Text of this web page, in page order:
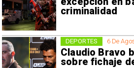
criminalidad
6 De
Claudio Bravo
sobre fichaje
DEPORTES